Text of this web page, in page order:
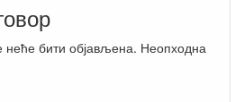
бити објављена. Неопходна